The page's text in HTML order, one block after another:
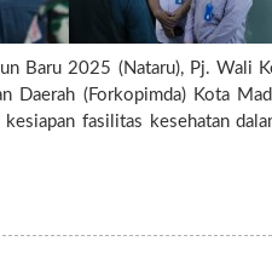
Baru 2025 (Nataru), Pj. Wali
Daerah (Forkopimda) Kota
fasilitas kesehatan
bahwa pemerintah kota
terutama dalam
Nataru. “Kami ingin